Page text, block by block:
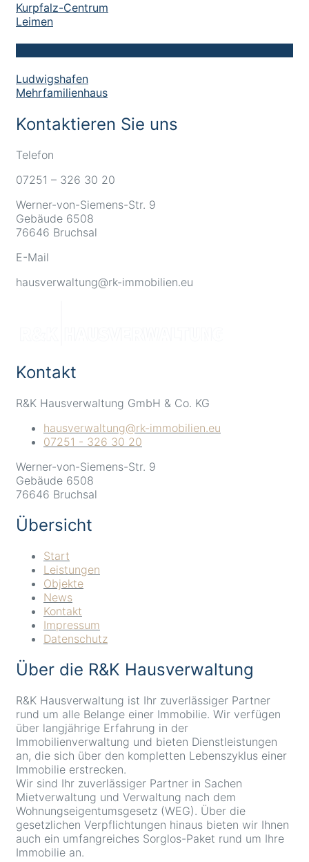
Kurpfalz-Centrum
Leimen
Ludwigshafen
Mehrfamilienhaus
Kontaktieren Sie uns
Telefon
07251 – 326 30 20
Werner-von-Siemens-Str. 9
Gebäude 6508
76646 Bruchsal
E-Mail
hausverwaltung@rk-immobilien.eu
Kontakt
R&K Hausverwaltung GmbH & Co. KG
hausverwaltung@rk-immobilien.eu
07251 - 326 30 20
Werner-von-Siemens-Str. 9
Gebäude 6508
76646 Bruchsal
Übersicht
Start
Leistungen
Objekte
News
Kontakt
Impressum
Datenschutz
Über die R&K Hausverwaltung
R&K Hausverwaltung ist Ihr zuverlässiger Partner
rund um alle Belange einer Immobilie. Wir verfügen
über langjährige Erfahrung in der
Immobilienverwaltung und bieten Dienstleistungen
an, die sich über den kompletten Lebenszyklus einer
Immobilie erstrecken.
Wir sind Ihr zuverlässiger Partner in Sachen
Mietverwaltung und Verwaltung nach dem
Wohnungseigentumsgesetz (WEG). Über die
gesetzlichen Verpflichtungen hinaus bieten wir Ihnen
auch ein umfangreiches Sorglos-Paket rund um Ihre
Immobilie an.